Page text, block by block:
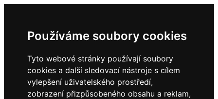
Používáme soubory cookies
Tyto webové stránky používají soubory
cookies a další sledovací nástroje s cílem
vylepšení uživatelského prostředí,
zobrazení přizpůsobeného obsahu a reklam,